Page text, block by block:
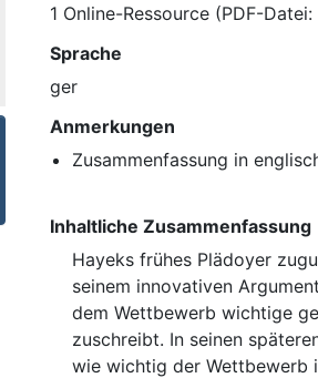
1 Online-Ressource (PDF-
Sprache
ger
Anmerkungen
Zusammenfassung in
Inhaltliche Zusammenfassung
Hayeks frühes Plädoyer
seinem innovativen
dem Wettbewerb wichtige
zuschreibt. In seinen
wie wichtig der Wettbewerb